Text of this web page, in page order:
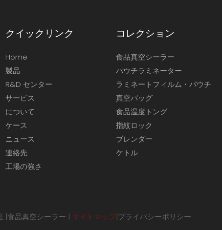
クイックリンク
Home
製品
R&D センター
サービス
について
ケース
ニュース
連絡先
工場の強さ
コレクション
食品真空シーラー
パウチラミネーター
ラミネートフィルム・パウチ
真空バッグ
食品温度トング
指紋ロック
ブレンダー
ケトル
|食品真空シーラー | サイトマップ|プライバシーポリシー